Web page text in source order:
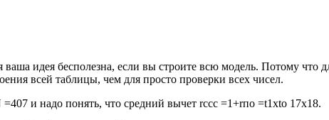
ваша идея бесполезна, если вы строите всю модель. Потому
всей таблицы, чем для просто проверки всех чисел.
и надо понять, что средний вычет rccc =1+rпо =t1хtо 17x18.